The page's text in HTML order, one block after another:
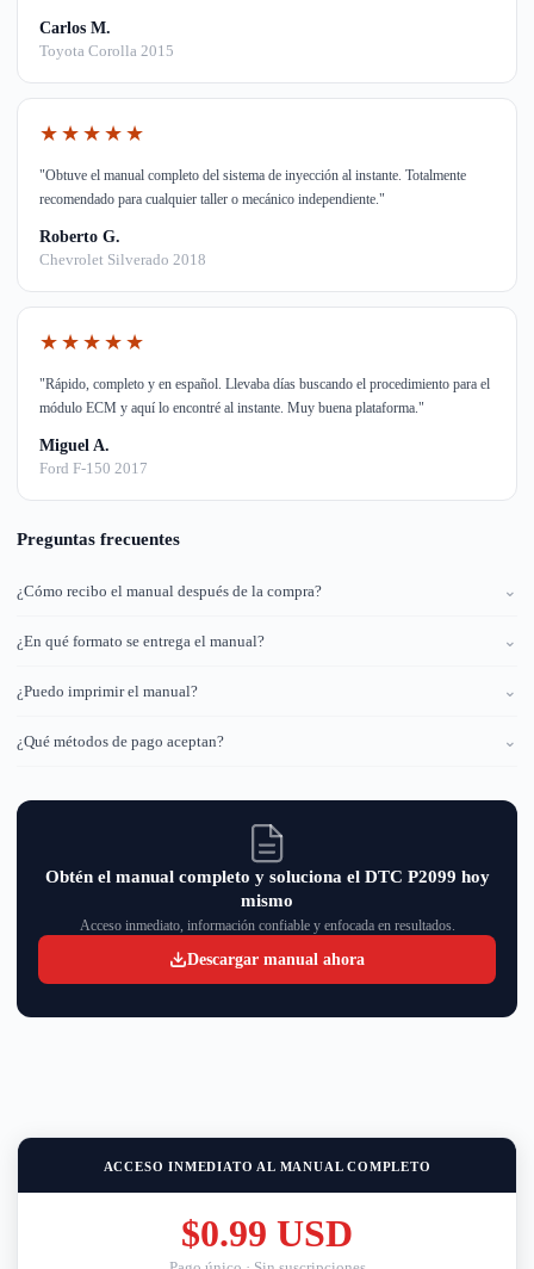
Carlos M.
Toyota Corolla 2015
★★★★★
"Obtuve el manual completo del sistema de inyección al instante. Totalmente
recomendado para cualquier taller o mecánico independiente."
Roberto G.
Chevrolet Silverado 2018
★★★★★
"Rápido, completo y en español. Llevaba días buscando el procedimiento para el
módulo ECM y aquí lo encontré al instante. Muy buena plataforma."
Miguel A.
Ford F-150 2017
Preguntas frecuentes
¿Cómo recibo el manual después de la compra? ⌄
¿En qué formato se entrega el manual? ⌄
¿Puedo imprimir el manual? ⌄
¿Qué métodos de pago aceptan? ⌄
Obtén el manual completo y soluciona el DTC P2099 hoy
mismo
Acceso inmediato, información confiable y enfocada en resultados.
Descargar manual ahora
ACCESO INMEDIATO AL MANUAL COMPLETO
$0.99 USD